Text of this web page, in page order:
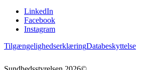
LinkedIn
Facebook
Instagram
TilgængelighedserklæringDatabeskyttelse